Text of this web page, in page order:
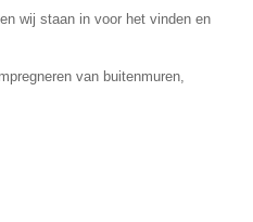
wij staan in voor het vinden en
van buitenmuren,